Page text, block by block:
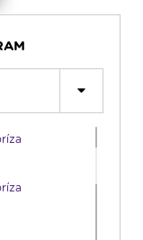
repríza